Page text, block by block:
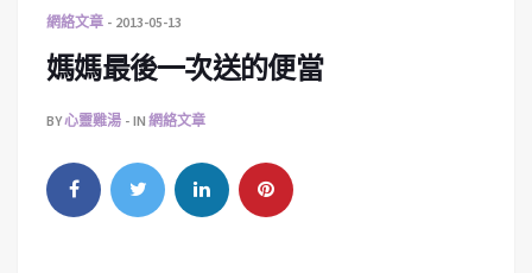
網絡文章 2013-05-13
媽媽最後一次送的便當
BY心靈雞湯 IN 網絡文章